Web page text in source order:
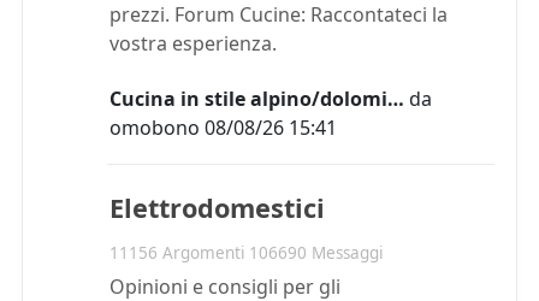
prezzi. Forum Cucine: Raccontateci la
vostra esperienza.
Cucina in stile alpino/dolomi… da
omobono 08/08/26 15:41
Elettrodomestici
11156 Argomenti 106690 Messaggi
Opinioni e consigli per gli